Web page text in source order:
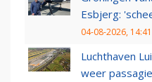
Esbjerg:
04-08-2026, 14:41
Luchthaven
weer